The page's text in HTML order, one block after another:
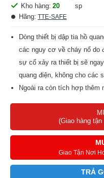
Kho hàng: 20
sp
Hãng: TTE-SAFE
Dòng thiết bị dập tia hồ
các nguy cơ về cháy nổ do
sự cố xảy ra thiết bị sẽ
quang điện, không cho các
Ngoài ra còn tích hợp thêm
(Giao hàng
Giao Tận Nơi
TRẢ